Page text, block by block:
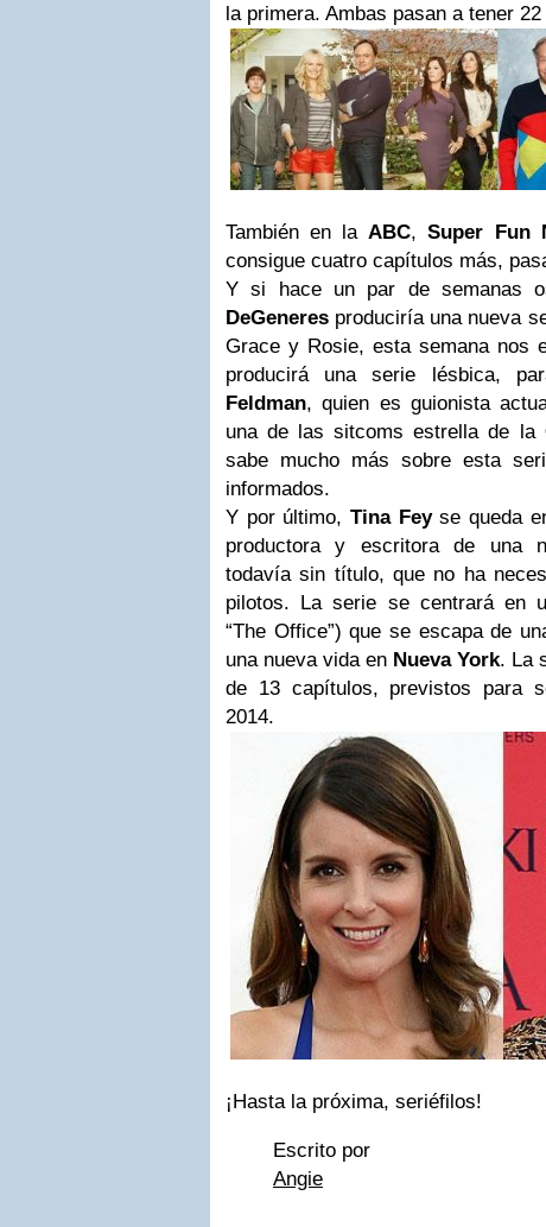
la primera. Ambas pasan a tener
También en la ABC,Super Fun
consigue cuatro capítulos más,
Y si hace un par de semanas
DeGeneres produciría una nueva
Grace y Rosie, esta semana nos
producirá una serie lésbica,
Feldman, quien es guionista
una de las sitcoms estrella de la
sabe mucho más sobre esta
informados.
Y por último, Tina Feyse queda
productora y escritora de una
todavía sin título, que no ha
pilotos. La serie se centrará en
“The Office”) que se escapa de
una nueva vida en Nueva York. La
de 13 capítulos, previstos para
2014.
¡Hasta la próxima, seriéfilos!
Escrito por
Angie